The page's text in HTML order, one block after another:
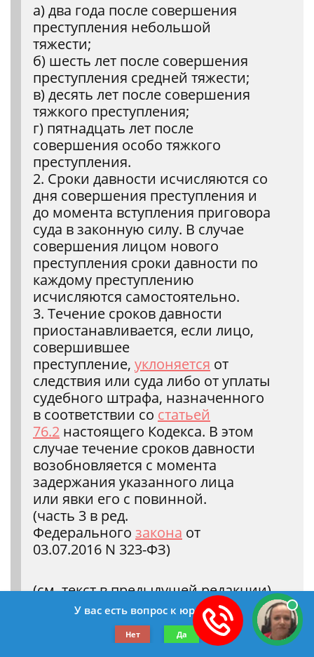
а) два года после совершения
преступления небольшой
тяжести;
б) шесть лет после совершения
преступления средней тяжести;
в) десять лет после совершения
тяжкого преступления;
г) пятнадцать лет после
совершения особо тяжкого
преступления.
2. Сроки давности исчисляются со
дня совершения преступления и
до момента вступления приговора
суда в законную силу. В случае
совершения лицом нового
преступления сроки давности по
каждому преступлению
исчисляются самостоятельно.
3. Течение сроков давности
приостанавливается, если лицо,
совершившее
преступление, уклоняется от
следствия или суда либо от уплаты
судебного штрафа, назначенного
в соответствии со статьей
76.2 настоящего Кодекса. В этом
случае течение сроков давности
возобновляется с момента
задержания указанного лица
или явки его с повинной.
(часть 3 в ред.
Федерального закона от
03.07.2016 N 323-ФЗ)
(см. текст в предыдущей редакции)
4. Вопрос о применении сроков
давности к лицу, совершившему
У вас есть вопрос к юристу?
Нет Да